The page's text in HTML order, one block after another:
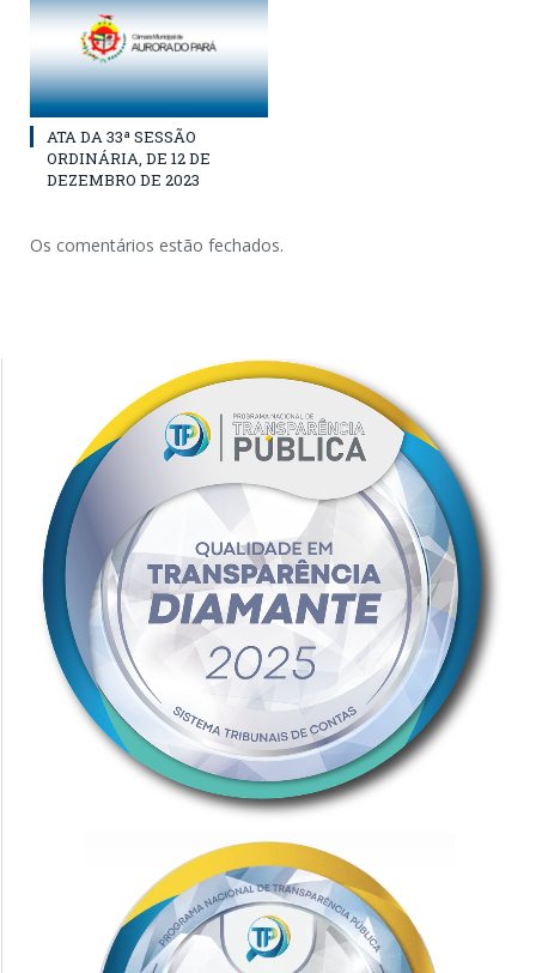
ATA DA 33ª SESSÃO
ORDINÁRIA, DE 12 DE
DEZEMBRO DE 2023
Os comentários estão fechados.